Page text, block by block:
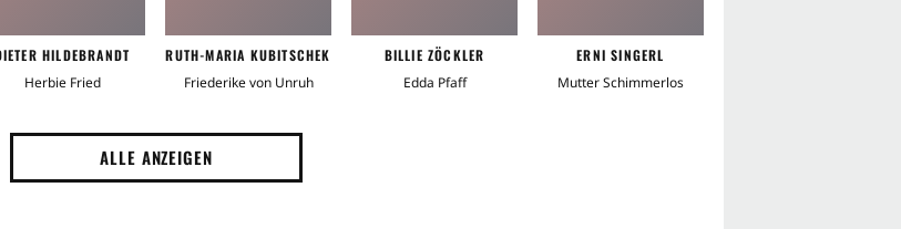
HILDEBRANDT
Herbie Fried
RUTH-MARIA KUBITSCHEK
Friederike von Unruh
BILLIE ZÖCKLER
Edda Pfaff
ERNI SINGERL
Mutter Schimmerlos
ALLE ANZEIGEN